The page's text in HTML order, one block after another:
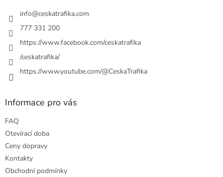
k
ý
info@ceskatrafika.com
777 331 200
https://www.facebook.com/ceskatrafika
/ceskatrafika/
https://www.youtube.com/@CeskaTrafika
Informace pro vás
FAQ
Otevírací doba
Ceny dopravy
Kontakty
Obchodní podmínky